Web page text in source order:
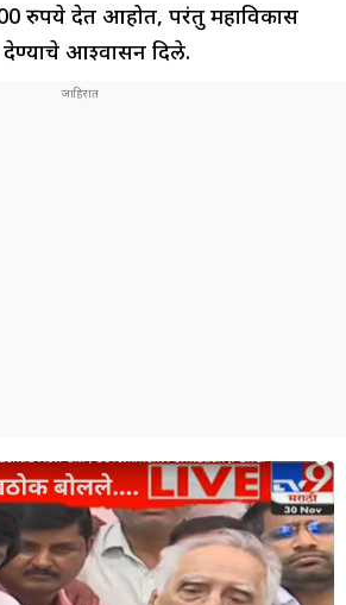
रुपये देत आहोत, परंतु महाविकास
आश्वासन दिले.